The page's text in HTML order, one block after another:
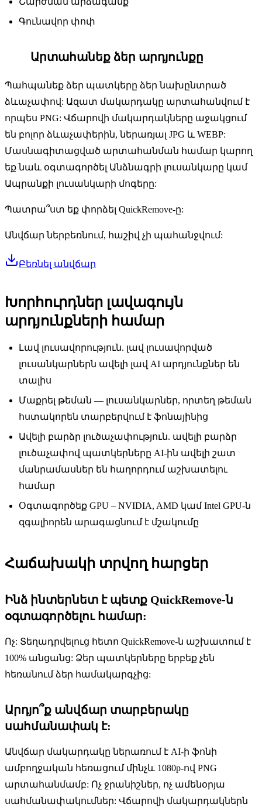
Գունավոր փոփ
Արտահանեք ձեր արդյունքը
Պահպանեք ձեր պատկերը ձեր նախընտրած
ձևաչափով: Ազատ մակարդակը արտահանվում է
որպես PNG: Վճարովի մակարդակները աջակցում
են բոլոր ձևաչափերին, ներառյալ JPG և WEBP:
Մասնագիտացված արտահանման համար կարող
եք նաև օգտագործել Անձնագրի լուսանկարը կամ
Ապրանքի լուսանկարի մոգերը:
Պատրա՞ստ եք փորձել QuickRemove-ը:
Անվճար ներբեռնում, հաշիվ չի պահանջվում:
Բեռնել անվճար
Խորհուրդներ լավագույն
արդյունքների համար
Լավ լուսավորություն. լավ լուսավորված
լուսանկարներն ավելի լավ AI արդյունքներ են
տալիս
Մաքրել թեման — լուսանկարներ, որտեղ թեման
հստակորեն տարբերվում է ֆոնայինից
Ավելի բարձր լուծաչափություն. ավելի բարձր
լուծաչափով պատկերները AI-ին ավելի շատ
մանրամասներ են հաղորդում աշխատելու
համար
Օգտագործեք GPU – NVIDIA, AMD կամ Intel GPU-ն
զգալիորեն արագացնում է մշակումը
Հաճախակի տրվող հարցեր
Ինձ ինտերնետ է պետք QuickRemove-ն
օգտագործելու համար:
Ոչ: Տեղադրվելուց հետո QuickRemove-ն աշխատում է
100% անցանց: Ձեր պատկերները երբեք չեն
հեռանում ձեր համակարգչից:
Արդյո՞ք անվճար տարբերակը
սահմանափակ է:
Անվճար մակարդակը ներառում է AI-ի ֆոնի
ամբողջական հեռացում մինչև 1080p-ով PNG
արտահանմամբ: Ոչ ջրանիշներ, ոչ ամենօրյա
սահմանափակումներ: Վճարովի մակարդակներն